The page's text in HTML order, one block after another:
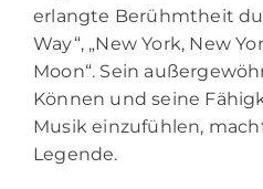
erlangte Berühmtheit
Way“, „New York, New
Moon“. Sein
Können und seine
Musik einzufühlen,
Legende.